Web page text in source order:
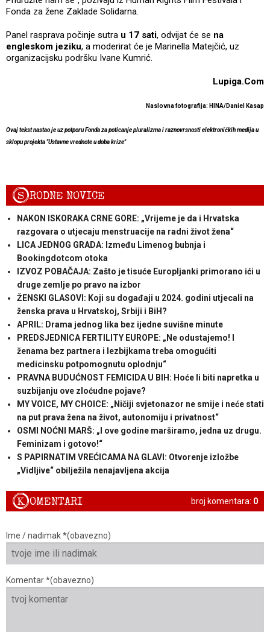
Fonda za žene Zaklade Solidarna.
Panel rasprava počinje sutra u 17 sati, odvijat će se na
engleskom jeziku, a moderirat će je Marinella Matejčić, uz
organizacijsku podršku Ivane Kumrić.
Lupiga.Com
Naslovna fotografija: HINA/Daniel Kasap
Ovaj tekst nastao je uz potporu Fonda za poticanje pluralizma i raznovrsnosti elektroničkih medija u
sklopu projekta "Ustavne vrednote u doba krize"
SRODNE NOVICE
NAKON ISKORAKA CRNE GORE: „Vrijeme je da i Hrvatska
razgovara o utjecaju menstruacije na radni život žena“
LICA JEDNOG GRADA: Između Limenog bubnja i
Bookingdotcom otoka
IZVOZ POBAČAJA: Zašto je tisuće Europljanki primorano ići u
druge zemlje po pravo na izbor
ŽENSKI GLASOVI: Koji su događaji u 2024. godini utjecali na
ženska prava u Hrvatskoj, Srbiji i BiH?
APRIL: Drama jednog lika bez ijedne suvišne minute
PREDSJEDNICA FERTILITY EUROPE: „Ne odustajemo! I
ženama bez partnera i lezbijkama treba omogućiti
medicinsku potpomognutu oplodnju“
PRAVNA BUDUĆNOST FEMICIDA U BIH: Hoće li biti napretka u
suzbijanju ove zloćudne pojave?
MY VOICE, MY CHOICE: „Ničiji svjetonazor ne smije i neće stati
na put prava žena na život, autonomiju i privatnost“
OSMI NOĆNI MARŠ: „I ove godine marširamo, jedna uz drugu.
Feminizam i gotovo!“
S PAPIRNATIM VREĆICAMA NA GLAVI: Otvorenje izložbe
„Vidljive“ obilježila nenajavljena akcija
broj komentara: 0
KOMENTARI
Ime / nadimak *(obavezno)
Komentar *(obavezno)